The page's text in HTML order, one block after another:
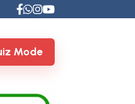
Mode